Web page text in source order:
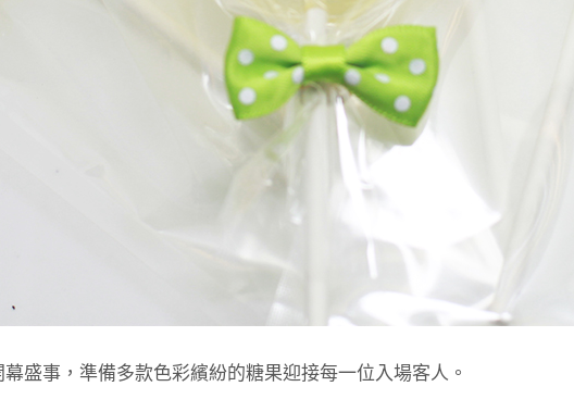
幕盛事，準備多款色彩繽紛的糖果迎接每一位入場客人。